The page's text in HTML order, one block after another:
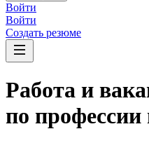
Войти
Войти
Создать резюме
Работа и
по профессии